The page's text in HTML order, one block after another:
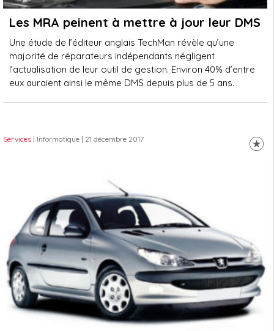
Les MRA peinent à mettre à jour leur DMS
Une étude de l’éditeur anglais TechMan révèle qu’une
majorité de réparateurs indépendants négligent
l’actualisation de leur outil de gestion. Environ 40% d’entre
eux auraient ainsi le même DMS depuis plus de 5 ans.
Services | Informatique | 21 décembre 2017